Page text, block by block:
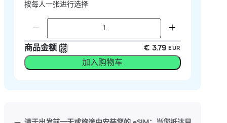
按每人一张进行选择
商品金额 € 3.79 EUR
加入购物车